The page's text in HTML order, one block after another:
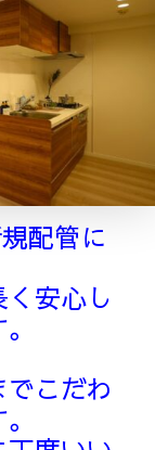
配管に
安心し
こだわ